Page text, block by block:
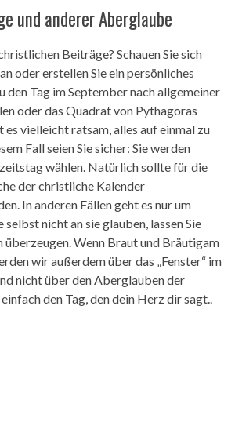
und anderer Aberglaube
Beiträge? Schauen Sie sich
oder erstellen Sie ein persönliches
Tag im September nach allgemeiner
oder das Quadrat von Pythagoras
es vielleicht ratsam, alles auf einmal zu
Fall seien Sie sicher: Sie werden
wählen. Natürlich sollte für die
der christliche Kalender
In anderen Fällen geht es nur um
selbst nicht an sie glauben, lassen Sie
überzeugen. Wenn Braut und Bräutigam
wir außerdem über das „Fenster“ im
nicht über den Aberglauben der
den Tag, den dein Herz dir sagt..